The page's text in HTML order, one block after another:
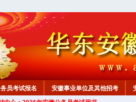
员考试报名 安徽事业单位及其他招考